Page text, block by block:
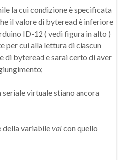
la cui condizione è specificata
il valore di byteread è inferiore
ID-12 ( vedi figura in alto )
per cui alla lettura di ciascun
di byteread e sarai certo di aver
seriale virtuale stiano ancora
della variabilevalcon quello